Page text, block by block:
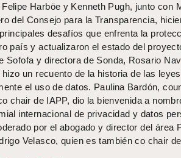
Harböe y Kenneth Pugh, junto con
del Consejo para la Transparencia,
desafíos que enfrenta la
país y actualizaron el estado del
Sofofa y directora de Sonda, Rosario
hizo un recuento de la historia de las
el uso de datos. Paulina Bardón,
chair de IAPP, dio la bienvenida a
internacional de privacidad y datos
por el abogado y director del área
Velasco, quien es también co chair